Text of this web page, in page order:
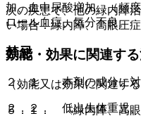
加、血中尿酸増加、（頻
ロール血症、気分不良。
禁忌
２．１． 本剤の成分に対
２．２． 低出生体重児
次の疾患で、他の緑内障
い場合：緑内障、高眼圧症
効能・効果に関連す
（効能又は効果に関連す
５．１． 〈緑内障、高